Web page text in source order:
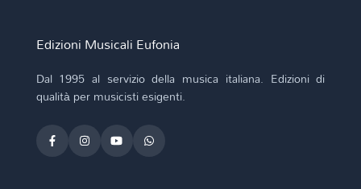
Edizioni Musicali Eufonia
Dal 1995 al servizio della musica italiana. Edizioni di
qualità per musicisti esigenti.